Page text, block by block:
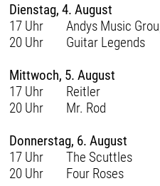
Dienstag, 4. August
17 Uhr Andys Music
20 Uhr Guitar Legends
Mittwoch, 5. August
17 Uhr Reitler
20 Uhr Mr. Rod
Donnerstag, 6. August
17 Uhr The Scuttles
20 Uhr Four Roses